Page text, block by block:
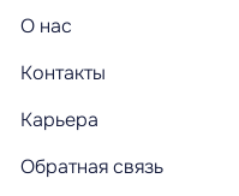
О нас
Контакты
Карьера
Обратная связь